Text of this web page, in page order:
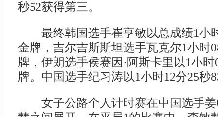
秒52获得第三。
最终韩国选手崔亨敏以总成绩1小
金牌，吉尔吉斯斯坦选手瓦克尔1小时
牌，伊朗选手侯赛因·阿斯卡里以1小时
牌。中国选手纪习涛以1小时12分25秒
女子公路个人计时赛在中国选手姜